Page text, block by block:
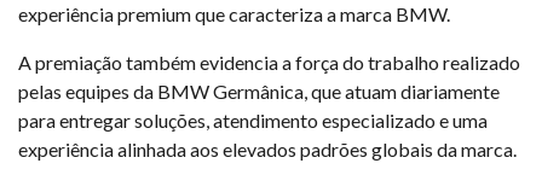
experiência premium que caracteriza a marca BMW.
A premiação também evidencia a força do trabalho realizado
pelas equipes da BMW Germânica, que atuam diariamente
para entregar soluções, atendimento especializado e uma
experiência alinhada aos elevados padrões globais da marca.